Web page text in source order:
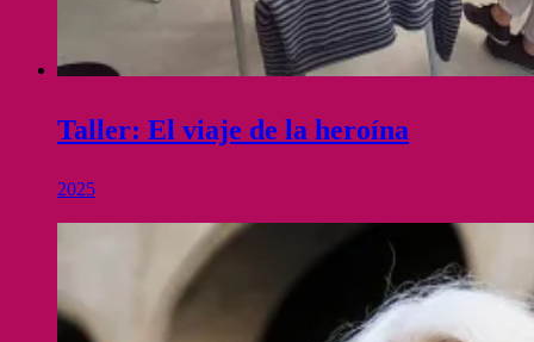
Taller: El viaje de la heroína
2025